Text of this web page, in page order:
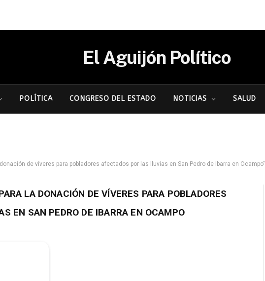
El Aguijón Político
POLÍTICA CONGRESO DEL ESTADO NOTICIAS SALUD
de víveres para pobladores afectados por las lluvias en San Pedro de Ibarra en Ocampo"
LA DONACIÓN DE VÍVERES PARA POBLADORES
EN SAN PEDRO DE IBARRA EN OCAMPO